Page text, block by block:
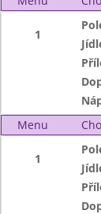
1
Menu
1